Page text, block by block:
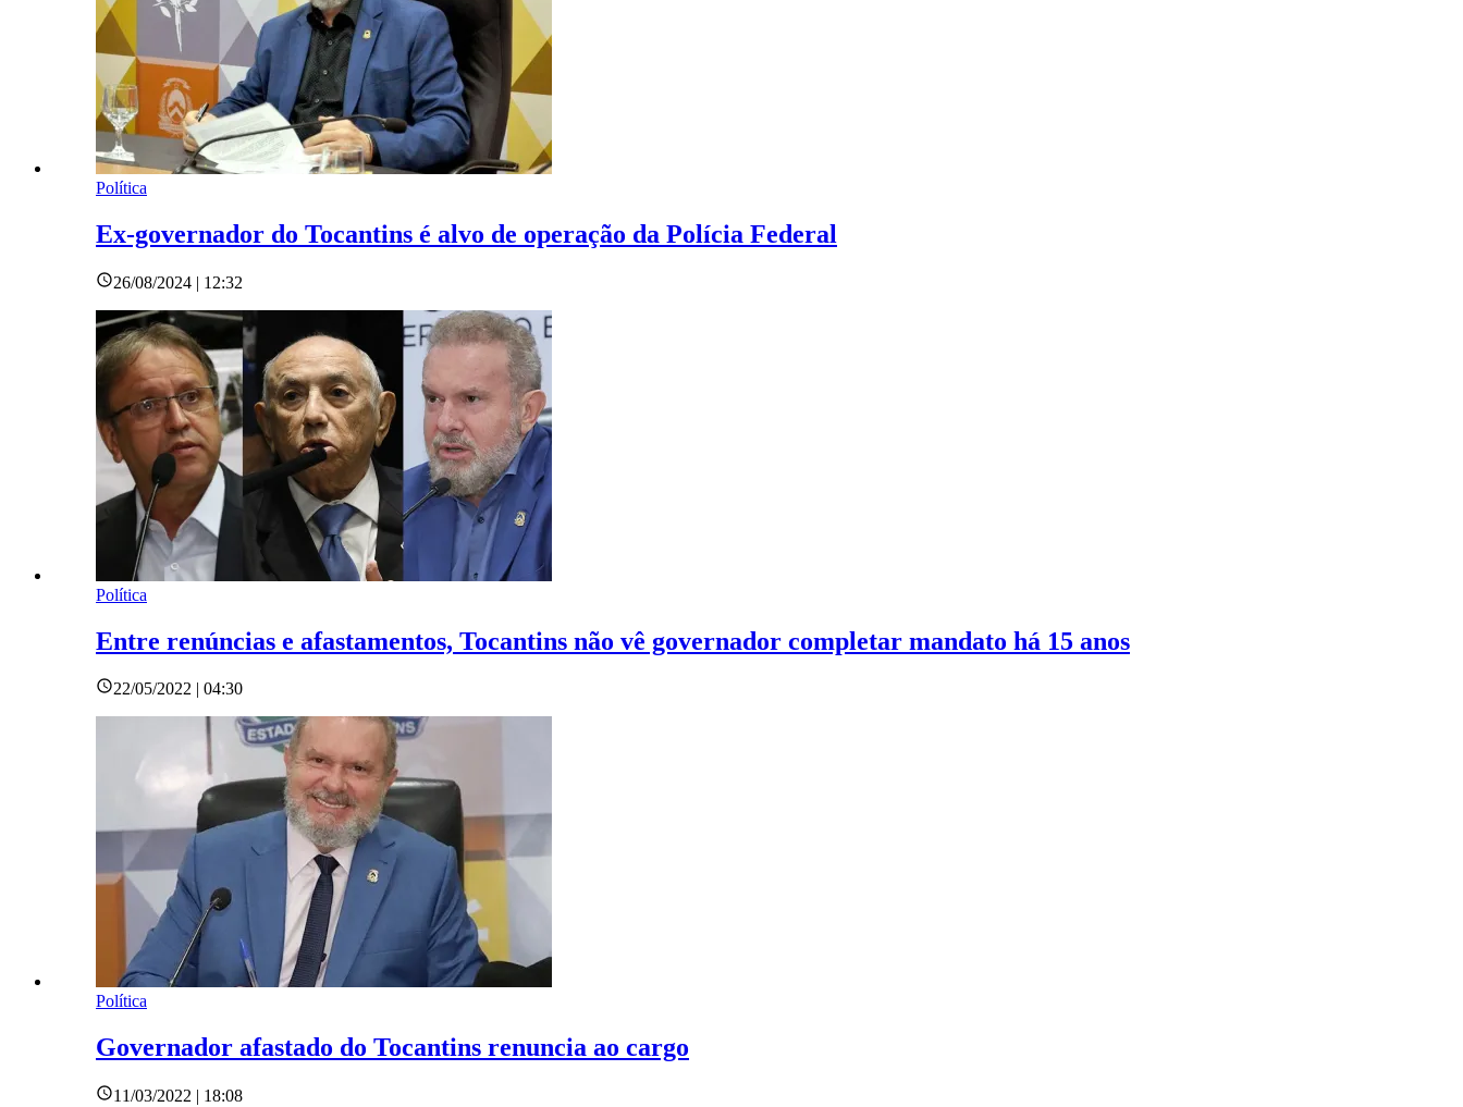
Política
Ex-governador do Tocantins é alvo de operação da Polícia Federal
26/08/2024 | 12:32
Política
Entre renúncias e afastamentos, Tocantins não vê governador completar mandato há 15 anos
22/05/2022 | 04:30
Política
Governador afastado do Tocantins renuncia ao cargo
11/03/2022 | 18:08